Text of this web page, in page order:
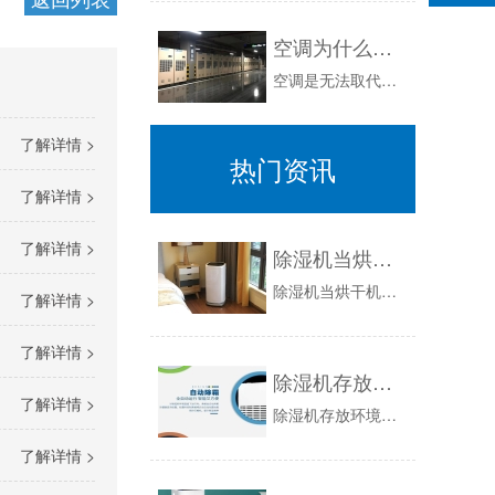
了解详情 >
了解详情 >
了解详情 >
了解详情 >
了解详情 >
了解详情 >
了解详情 >
空调为什么不能取代除湿机？
空调是无法取代除湿机的，那么有些朋友就会说为什么呢？安诗曼电器就跟大家讲讲，首先空调的主要作用是制冷制暖，这才是它的本行，除湿功能是它的附带...
热门资讯
除湿机当烘干机使用效果不错
除湿机当烘干机使用效果不错：烘干是一道工业程序，在很多行业都要用到，烘干的好坏，能够影响到产品的品质，以家具厂来说，木材的烘干就是一个重要的...
除湿机存放环境与维护保养
除湿机存放环境与维护保养：第一，要设定适合的湿度，通常在休息、睡觉等较少活动量的状态下，房间相对湿度在60%RH左右，人体会感觉到较为舒适。...